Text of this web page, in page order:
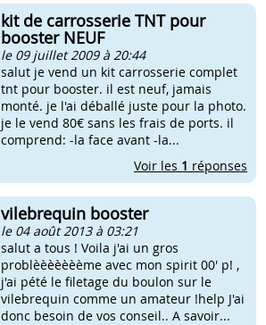
kit de carrosserie TNT pour
booster NEUF
le 09 juillet 2009 à 20:44
salut je vend un kit carrosserie complet
tnt pour booster. il est neuf, jamais
monté. je l'ai déballé juste pour la photo.
je le vend 80€ sans les frais de ports. il
comprend: -la face avant -la...
Voir les 1 réponses
vilebrequin booster
le 04 août 2013 à 03:21
salut a tous ! Voila j'ai un gros
problèèèèèèème avec mon spirit 00' p! ,
j'ai pété le filetage du boulon sur le
vilebrequin comme un amateur !help J'ai
donc besoin de vos conseil.. A savoir...